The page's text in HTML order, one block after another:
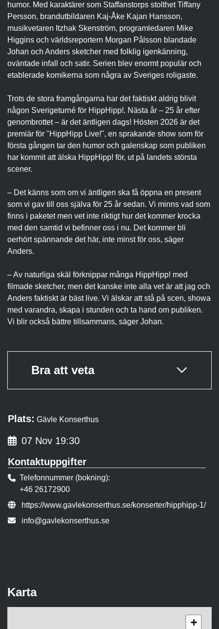
humor. Med karaktärer som Staffanstorps stolthet Tiffany
Persson, brandutbildaren Kaj-Åke Kajan Hansson,
musikvetaren Itzhak Skenström, programledaren Mike
Higgins och världsreportern Morgan Pålsson blandade
Johan och Anders sketcher med folklig igenkänning,
oväntade infall och satir. Serien blev enormt populär och
etablerade komikerna som några av Sveriges roligaste.
Trots de stora framgångarna har det faktiskt aldrig blivit
någon Sverigeturné för HippHipp!. Nästa år – 25 år efter
genombrottet – är det äntligen dags! Hösten 2026 är det
premiär för "HippHipp Live!", en sprakande show som för
första gången tar den humor och galenskap som publiken
har kommit att älska HippHipp! för, ut på landets största
scener.
– Det känns som om vi äntligen ska få öppna en present
som vi gav till oss själva för 25 år sedan. Vi minns vad som
finns i paketet men vet inte riktigt hur det kommer krocka
med den samtid vi befinner oss i nu. Det kommer bli
oerhört spännande det här, inte minst för oss, säger
Anders.
– Av naturliga skäl förknippar många HippHipp! med
filmade sketcher, men det kanske inte alla vet är att jag och
Anders faktiskt är bäst live. Vi älskar att stå på scen, showa
med varandra, skapa i stunden och ta hand om publiken.
Vi blir också bättre tillsammans, säger Johan.
Bra att veta
Plats: Gävle Konserthus
07 Nov 19:30
Kontaktuppgifter
Telefonnummer (bokning)
+46 26172900
Evenemangslänk:
https://www.gavlekonserthus.se/konserter/hipphipp-1/
E-post:
info@gavlekonserthus.se
Karta
+